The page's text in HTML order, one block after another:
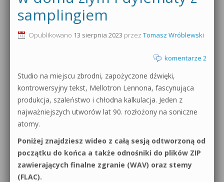
Produkcja muzyczna od podstaw
Dubstep z syntezatorem Massive
Kontakt 5 Kompendium
0dB.pl - informacje
Newsletter
Archiwum aktualności
Polityka prywatności
Regulamin
Działanie sklepu internetowego
Wyszukiwanie
samplingiem
Opublikowano 13 sierpnia 2023 przez Tomasz Wróblewski
komentarze 2
Studio na miejscu zbrodni, zapożyczone dźwięki,
kontrowersyjny tekst, Mellotron Lennona, fascynująca
produkcja, szaleństwo i chłodna kalkulacja. Jeden z
najważniejszych utworów lat 90. rozłożony na soniczne
atomy.
Poniżej znajdziesz wideo z całą sesją odtworzoną od
początku do końca a także odnośniki do plików ZIP
zawierających finalne zgranie (WAV) oraz stemy
(FLAC).